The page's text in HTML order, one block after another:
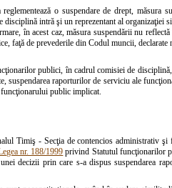
o suspendare de drept, măsura
intră şi un reprezentant al organizaţiei
în acest caz, măsura suspendării nu
faţă de prevederile din Codul muncii, declarate
publici, în cadrul comisiei de
suspendarea raporturilor de serviciu ale
public implicat.
Timiş - Secţia de contencios administrativ şi
nr. 188/1999 privind Statutul funcţionarilor
decizii prin care s-a dispus suspendarea